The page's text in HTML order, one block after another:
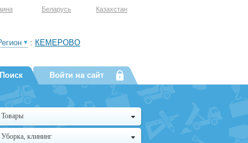
Беларусь Казахстан
: КЕМЕРОВО
Поиск Войти на сайт
Товары
Уборка, клининг